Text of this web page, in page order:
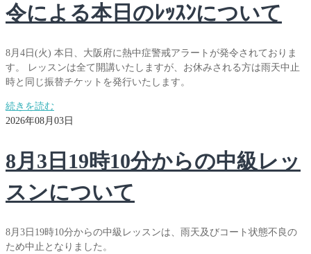
令による本日のﾚｯｽﾝについて
8月4日(火) 本日、大阪府に熱中症警戒アラートが発令されておりま
す。 レッスンは全て開講いたしますが、お休みされる方は雨天中止
時と同じ振替チケットを発行いたします。
続きを読む
2026年08月03日
8月3日19時10分からの中級レッ
スンについて
8月3日19時10分からの中級レッスンは、雨天及びコート状態不良の
ため中止となりました。